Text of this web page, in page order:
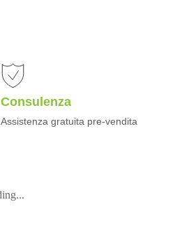
Consulenza
Assistenza gratuita pre-vendita